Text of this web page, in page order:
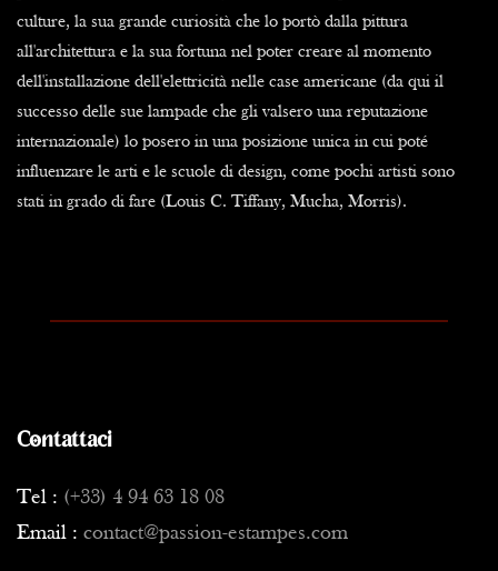
culture, la sua grande curiosità che lo portò dalla pittura
all'architettura e la sua fortuna nel poter creare al momento
dell'installazione dell'elettricità nelle case americane (da qui il
successo delle sue lampade che gli valsero una reputazione
internazionale) lo posero in una posizione unica in cui poté
influenzare le arti e le scuole di design, come pochi artisti sono
stati in grado di fare (Louis C. Tiffany, Mucha, Morris).
Contattaci
Tel : (+33) 4 94 63 18 08
Email : contact@passion-estampes.com